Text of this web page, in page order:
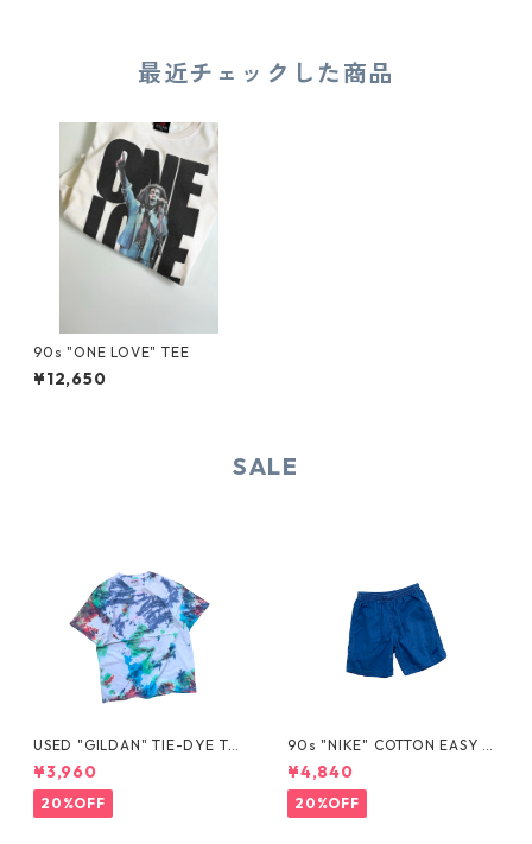
最近チェックした商品
90s "ONE LOVE" TEE
¥12,650
SALE
USED "GILDAN" TIE-DYE TE
E
¥3,960
20%OFF
90s "NIKE" COTTON EASY S
HORTS
¥4,840
20%OFF